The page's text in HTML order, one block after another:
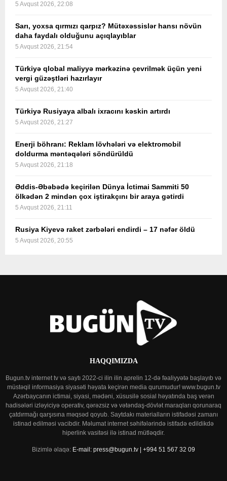
5 Avqust 2026, 22:08
Sarı, yoxsa qırmızı qarpız? Mütəxəssislər hansı növün
daha faydalı olduğunu açıqlayıblar
5 Avqust 2026, 21:54
Türkiyə qlobal maliyyə mərkəzinə çevrilmək üçün yeni
vergi güzəştləri hazırlayır
5 Avqust 2026, 21:40
Türkiyə Rusiyaya albalı ixracını kəskin artırdı
5 Avqust 2026, 21:27
Enerji böhranı: Reklam lövhələri və elektromobil
doldurma məntəqələri söndürüldü
5 Avqust 2026, 21:18
Əddis-Əbəbədə keçirilən Dünya İctimai Sammiti 50
ölkədən 2 mindən çox iştirakçını bir araya gətirdi
5 Avqust 2026, 21:11
Rusiya Kiyevə raket zərbələri endirdi – 17 nəfər öldü
5 Avqust 2026, 20:55
HAQQIMIZDA
Bugun.tv internet tv və saytı 2022-ci ilin ilin aprelin 12-də fəaliyyətə başlayıb və
müstəqil informasiya siyasəti həyata keçirən media qurumudur! www.bugun.tv
Azərbaycanın ictimai, siyasi, mədəni, xüsusilə sosial həyatında baş verən
hadisələri izləyiciyə operativ, qərəzsiz və vətəndaş-dövlət maraqları qorunaraq
çatdırmağı qarşısına məqsəd qoyub. Saytdakı materialların istifadəsi zamanı
istinad edilməsi vacibdir. Məlumat internet səhifələrində istifadə edildikdə
hiperlink vasitəsi ilə istinad mütləqdir.
Bizimlə əlaqə: E-mail: press@bugun.tv | +994 51 567 32 09